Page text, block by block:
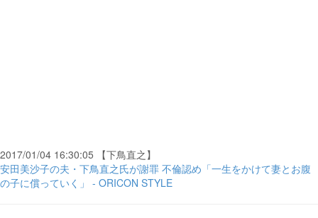
2017/01/04 16:30:05 【下鳥直之】
安田美沙子の夫・下鳥直之氏が謝罪 不倫認め「一生をかけて妻とお腹
の子に償っていく」 - ORICON STYLE